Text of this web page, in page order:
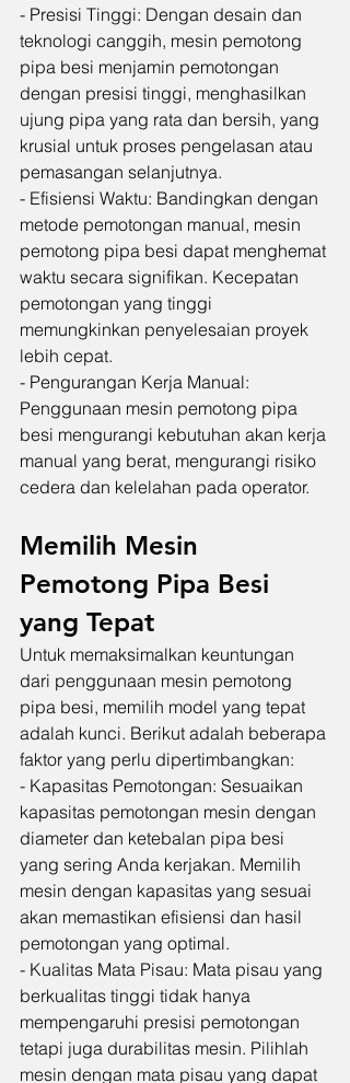
- Presisi Tinggi: Dengan desain dan
teknologi canggih, mesin pemotong
pipa besi menjamin pemotongan
dengan presisi tinggi, menghasilkan
ujung pipa yang rata dan bersih, yang
krusial untuk proses pengelasan atau
pemasangan selanjutnya.
- Efisiensi Waktu: Bandingkan dengan
metode pemotongan manual, mesin
pemotong pipa besi dapat menghemat
waktu secara signifikan. Kecepatan
pemotongan yang tinggi
memungkinkan penyelesaian proyek
lebih cepat.
- Pengurangan Kerja Manual:
Penggunaan mesin pemotong pipa
besi mengurangi kebutuhan akan kerja
manual yang berat, mengurangi risiko
cedera dan kelelahan pada operator.
Memilih Mesin
Pemotong Pipa Besi
yang Tepat
Untuk memaksimalkan keuntungan
dari penggunaan mesin pemotong
pipa besi, memilih model yang tepat
adalah kunci. Berikut adalah beberapa
faktor yang perlu dipertimbangkan:
- Kapasitas Pemotongan: Sesuaikan
kapasitas pemotongan mesin dengan
diameter dan ketebalan pipa besi
yang sering Anda kerjakan. Memilih
mesin dengan kapasitas yang sesuai
akan memastikan efisiensi dan hasil
pemotongan yang optimal.
- Kualitas Mata Pisau: Mata pisau yang
berkualitas tinggi tidak hanya
mempengaruhi presisi pemotongan
tetapi juga durabilitas mesin. Pilihlah
mesin dengan mata pisau yang dapat